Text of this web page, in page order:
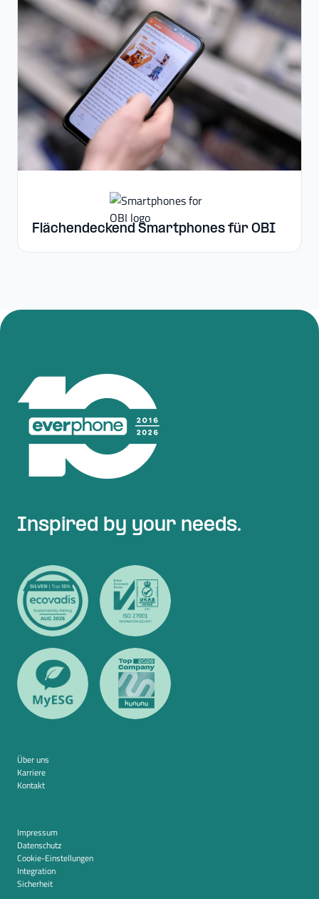
Flächendeckend Smartphones für OBI
Inspired by your needs.
Über uns
Karriere
Kontakt
Impressum
Datenschutz
Cookie-Einstellungen
Integration
Sicherheit